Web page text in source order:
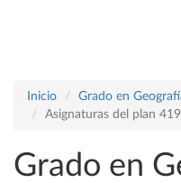
Inicio
Grado en
Asignaturas del plan
Grado en